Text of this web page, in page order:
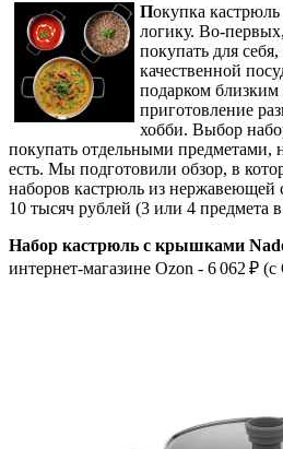
Покупка
логику. Во-
покупать для
качественной
подарком
приготовление
хобби. Выбор
покупать отдельными предметами,
есть. Мы подготовили обзор, в
наборов кастрюль из нержавеющей
10 тысяч рублей (3 или 4 предмета
Набор кастрюль с крышками
интернет-магазине Ozon - 6 062 ₽